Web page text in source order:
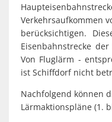
Verkehrsaufkommen
berücksichtigen.
Eisenbahnstrecke
Von Fluglärm -
ist Schiffdorf nicht
Nachfolgend können
Lärmaktionspläne (1.